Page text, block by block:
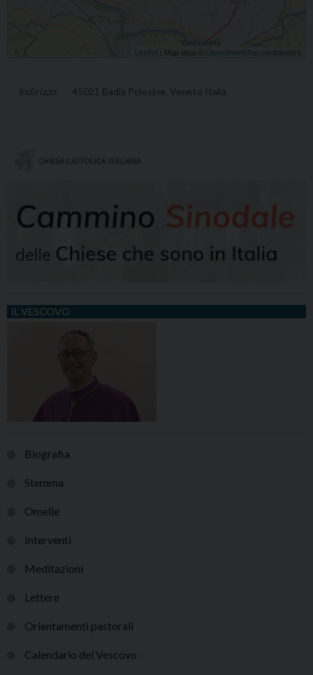
Leaflet | Map data © OpenStreetMap contributors
45021 Badia Polesine, Veneto Italia
IL VESCOVO
Biografia
Stemma
Omelie
Interventi
Meditazioni
Lettere
Orientamenti pastorali
Calendario del Vescovo